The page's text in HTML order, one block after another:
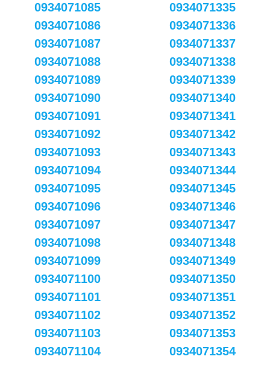
0934071085
0934071086
0934071087
0934071088
0934071089
0934071090
0934071091
0934071092
0934071093
0934071094
0934071095
0934071096
0934071097
0934071098
0934071099
0934071100
0934071101
0934071102
0934071103
0934071104
0934071335
0934071336
0934071337
0934071338
0934071339
0934071340
0934071341
0934071342
0934071343
0934071344
0934071345
0934071346
0934071347
0934071348
0934071349
0934071350
0934071351
0934071352
0934071353
0934071354